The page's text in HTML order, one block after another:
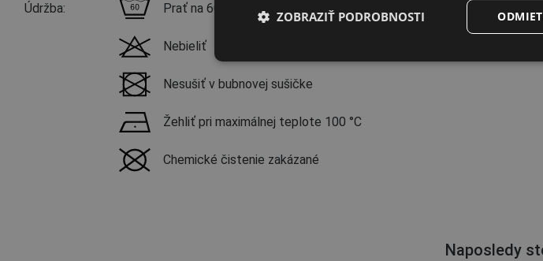
Údržba: Prať na 60 °C, jemný prací proces
Nebieliť
Nesušiť v bubnovej sušičke
Žehliť pri maximálnej teplote 100 °C
Chemické čistenie zakázané
Naposledy
ZOBRAZIŤ PODROBNOSTI